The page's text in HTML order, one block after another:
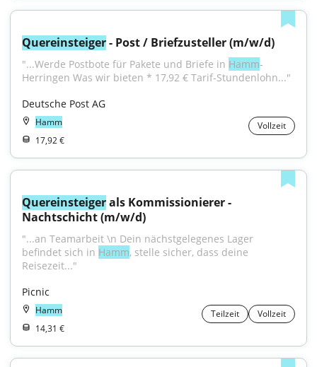
Quereinsteiger - Post / Briefzusteller (m/w/d)
"...Werde Postbote für Pakete und Briefe in Hamm-
Herringen Was wir bieten * 17,92 € Tarif-Stundenlohn..."
Deutsche Post AG
Hamm
Vollzeit
17,92 €
Quereinsteiger als Kommissionierer -
Nachtschicht (m/w/d)
"...an Teamarbeit \n Dein nächstgelegenes Lager
befindet sich in Hamm, stelle sicher, dass deine
Reisezeit..."
Picnic
Hamm Teilzeit
Vollzeit
14,31 €